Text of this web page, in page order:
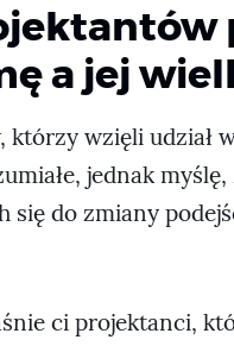
a jej
którzy wzięli udział
jednak
się do zmiany
ci projektanci,